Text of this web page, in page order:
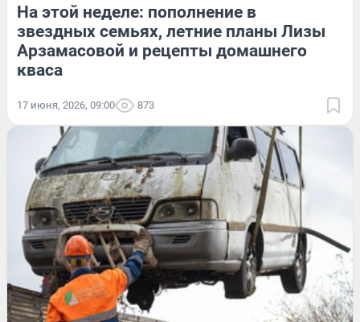
На этой неделе: пополнение в
звездных семьях, летние планы Лизы
Арзамасовой и рецепты домашнего
кваса
17 июня, 2026, 09:00 873